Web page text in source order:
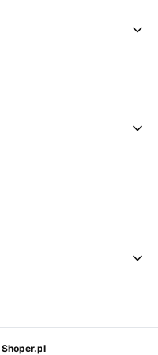
Shoper.pl